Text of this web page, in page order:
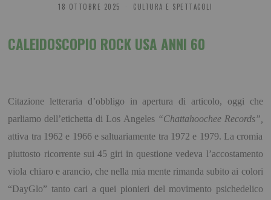
18 OTTOBRE 2025 CULTURA E SPETTACOLI
CALEIDOSCOPIO ROCK USA ANNI 60
Citazione letteraria d’obbligo in apertura di articolo, oggi che
parliamo dell’etichetta di Los Angeles “Chattahoochee Records”,
attiva tra 1962 e 1966 e saltuariamente tra 1972 e 1979. La cromia
piuttosto ricorrente sui 45 giri in questione vedeva l’accostamento
viola chiaro e arancio, che nella mia mente rimanda subito ai colori
“DayGlo” tanto cari a quei pionieri del movimento psichedelico